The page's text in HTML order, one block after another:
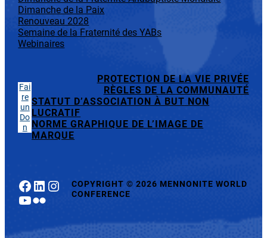
Dimanche de la Paix
Renouveau 2028
Semaine de la Fraternité des YABs
Webinaires
Fai
re
un
Do
n
PROTECTION DE LA VIE PRIVÉE
RÈGLES DE LA COMMUNAUTÉ
STATUT D’ASSOCIATION À BUT NON
LUCRATIF
NORME GRAPHIQUE DE L’IMAGE DE
MARQUE
Facebook
LinkedIn
Instagram
YouTube
Flickr
COPYRIGHT© 2026 MENNONITE WORLD
CONFERENCE